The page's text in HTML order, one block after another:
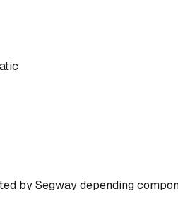
by Segway depending